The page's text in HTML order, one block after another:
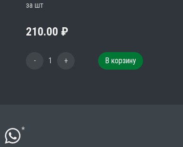
за шт
210.00 ₽
- 1 + В корзину
*